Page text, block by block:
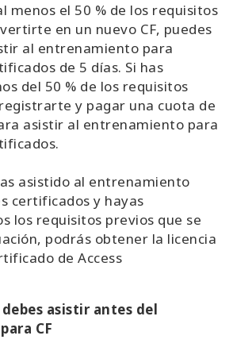
menos el 50 % de los requisitos
en un nuevo CF, puedes
al entrenamiento para
de 5 días. Si has
del 50 % de los requisitos
y pagar una cuota de
asistir al entrenamiento para
asistido al entrenamiento
certificados y hayas
los requisitos previos que se
podrás obtener la licencia
de Access
debes asistir antes del
CF